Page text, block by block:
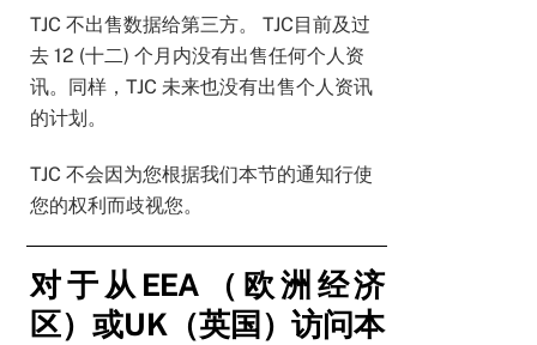
TJC 不出售数据给第三方。 TJC目前及过
去 12 (十二) 个月内没有出售任何个人资
讯。同样，TJC 未来也没有出售个人资讯
的计划。
TJC 不会因为您根据我们本节的通知行使
您的权利而歧视您。
对于从EEA（欧洲经济
区）或UK（英国）访问本